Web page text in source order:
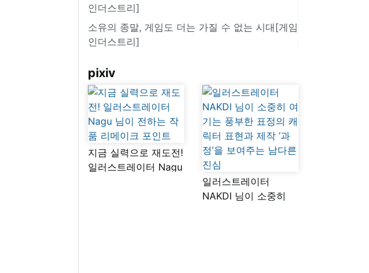
인더스트리]
소유의 종말, 게임도 더는 가질 수 없는 시대[게임
인더스트리]
pixiv
지금 실력으로 재도전!
일러스트레이터 Nagu
일러스트레이터
NAKDI 님이 소중히